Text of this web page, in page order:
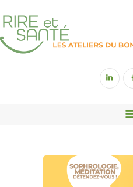
SONOTHÉRAPIE
RIGOLOGIE